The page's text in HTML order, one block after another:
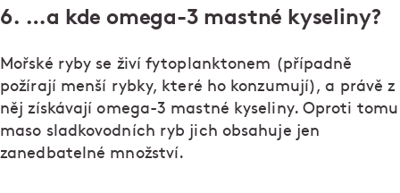
6. …a kde omega-3 mastné kyseliny?
Mořské ryby se živí fytoplanktonem (případně
požírají menší rybky, které ho konzumují), a právě z
něj získávají omega-3 mastné kyseliny. Oproti tomu
maso sladkovodních ryb jich obsahuje jen
zanedbatelné množství.